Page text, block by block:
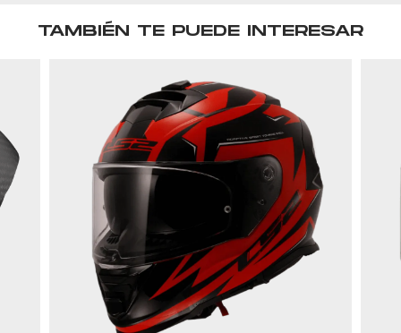
TAMBIÉN TE PUEDE INTERESAR